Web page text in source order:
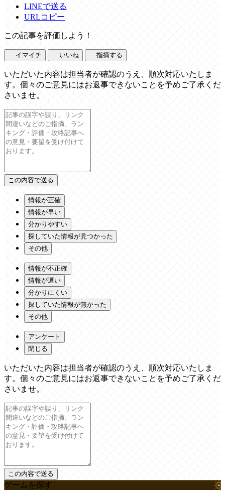
LINEで送る
URLコピー
この記事を評価しよう！
イマイチ いいね 指摘する
いただいた内容は担当者が確認のうえ、順次対応いたしま
す。個々のご意見にはお返事できないことを予めご了承くだ
さいませ。
情報が正確
情報が早い
分かりやすい
探していた情報が見つかった
その他
情報が不正確
情報が遅い
分かりにくい
探していた情報が無かった
その他
アンケート
閉じる
いただいた内容は担当者が確認のうえ、順次対応いたしま
す。個々のご意見にはお返事できないことを予めご了承くだ
さいませ。
ゲームを探す